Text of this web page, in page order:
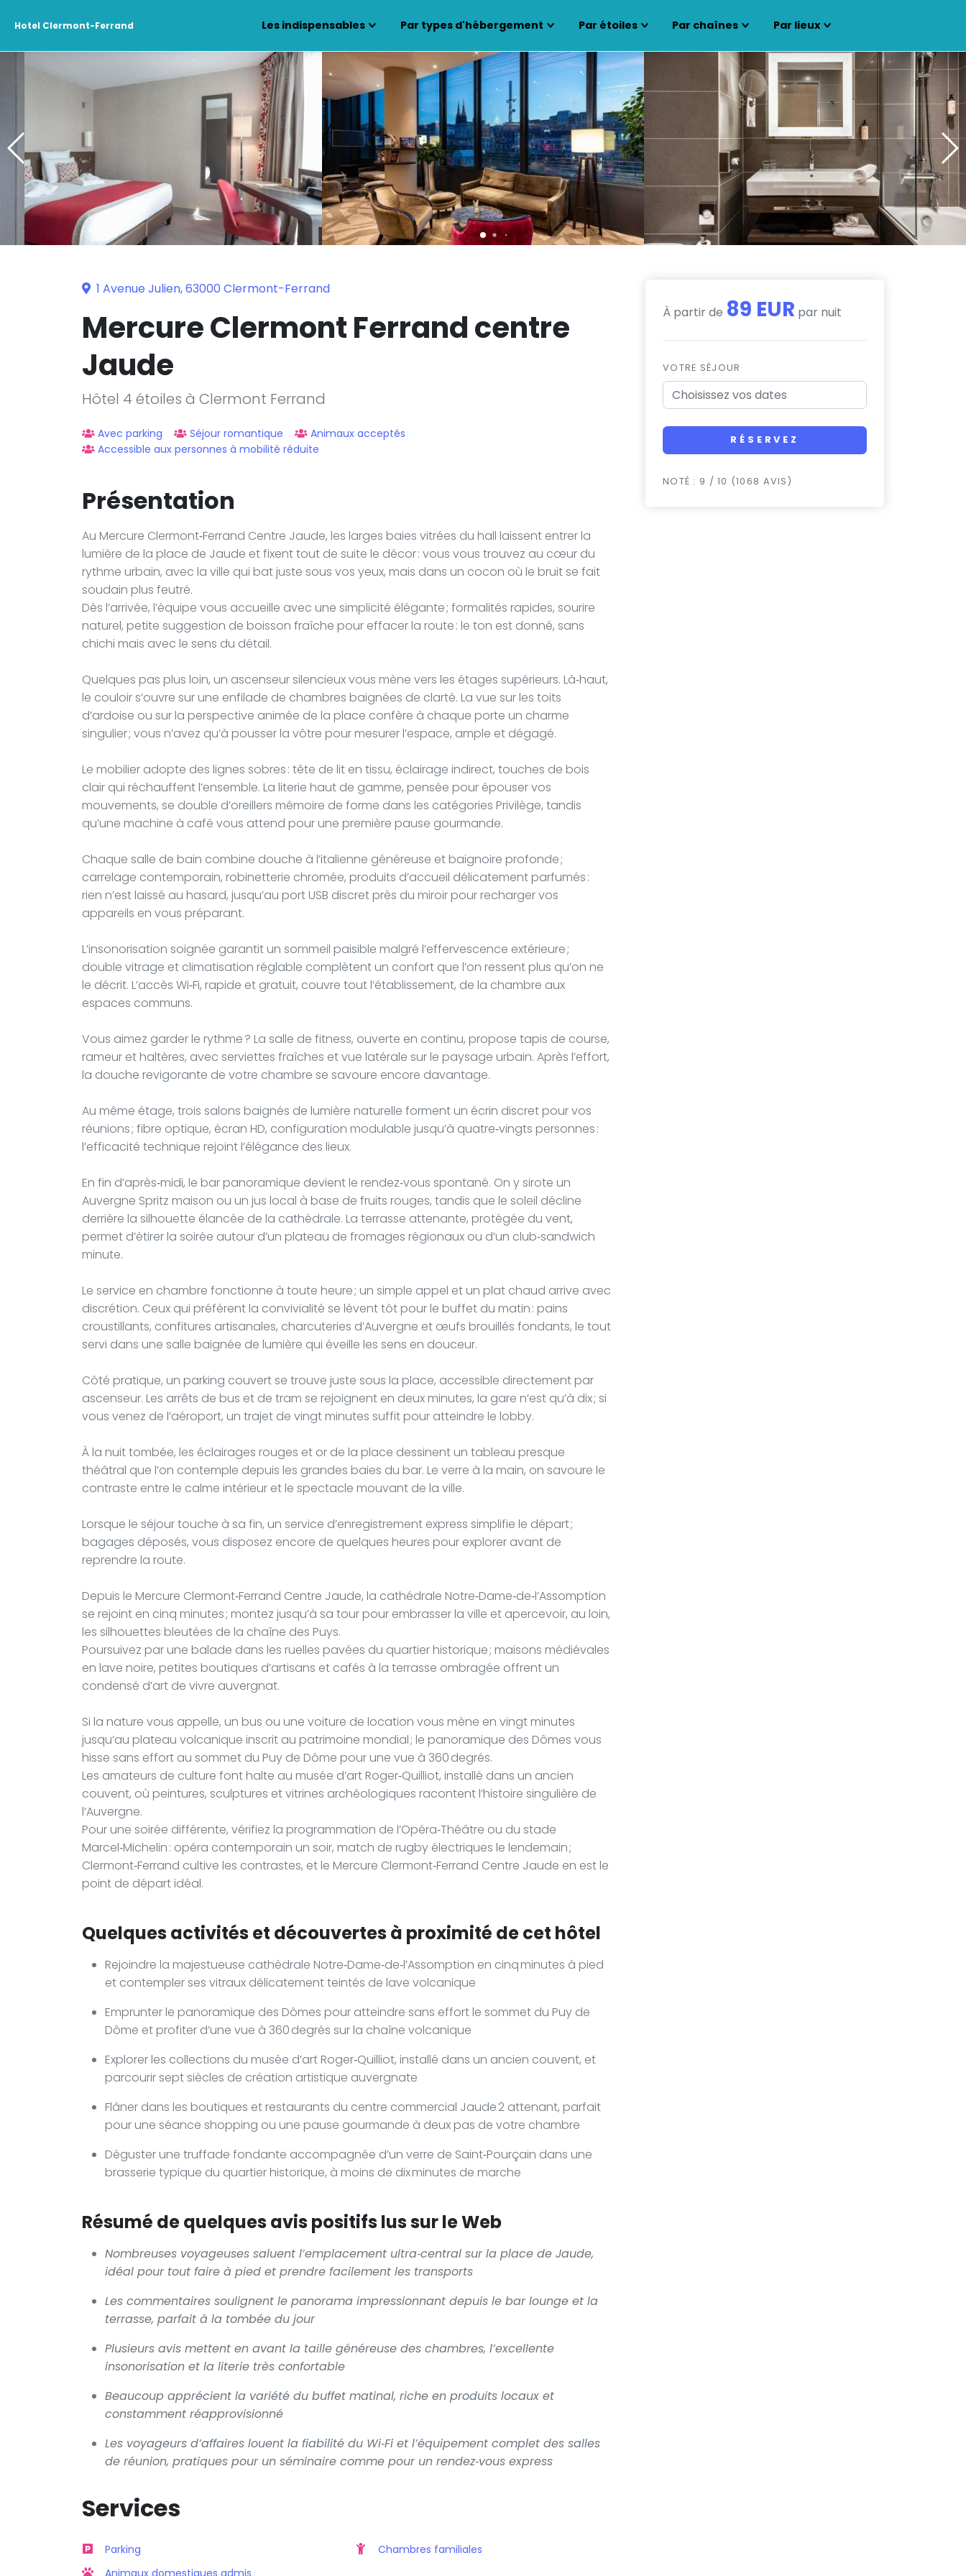
Hotel Clermont-Ferrand Les indispensables Par types d'hébergement Par étoiles Par chaînes Par lieux
1 Avenue Julien, 63000 Clermont-Ferrand
Mercure Clermont Ferrand centre
Jaude
Hôtel 4 étoiles à Clermont Ferrand
Avec parking Séjour romantique
Animaux acceptés
Accessible aux personnes à mobilité réduite
Présentation
Au Mercure Clermont‑Ferrand Centre Jaude, les larges baies vitrées du hall laissent entrer la
lumière de la place de Jaude et fixent tout de suite le décor : vous vous trouvez au cœur du
rythme urbain, avec la ville qui bat juste sous vos yeux, mais dans un cocon où le bruit se fait
soudain plus feutré.
Dès l’arrivée, l’équipe vous accueille avec une simplicité élégante ; formalités rapides, sourire
naturel, petite suggestion de boisson fraîche pour effacer la route : le ton est donné, sans
chichi mais avec le sens du détail.
Quelques pas plus loin, un ascenseur silencieux vous mène vers les étages supérieurs. Là‑haut,
le couloir s’ouvre sur une enfilade de chambres baignées de clarté. La vue sur les toits
d’ardoise ou sur la perspective animée de la place confère à chaque porte un charme
singulier ; vous n’avez qu’à pousser la vôtre pour mesurer l’espace, ample et dégagé.
Le mobilier adopte des lignes sobres : tête de lit en tissu, éclairage indirect, touches de bois
clair qui réchauffent l’ensemble. La literie haut de gamme, pensée pour épouser vos
mouvements, se double d’oreillers mémoire de forme dans les catégories Privilège, tandis
qu’une machine à café vous attend pour une première pause gourmande.
Chaque salle de bain combine douche à l’italienne généreuse et baignoire profonde ;
carrelage contemporain, robinetterie chromée, produits d’accueil délicatement parfumés :
rien n’est laissé au hasard, jusqu’au port USB discret près du miroir pour recharger vos
appareils en vous préparant.
L’insonorisation soignée garantit un sommeil paisible malgré l’effervescence extérieure ;
double vitrage et climatisation réglable complètent un confort que l’on ressent plus qu’on ne
le décrit. L’accès Wi‑Fi, rapide et gratuit, couvre tout l’établissement, de la chambre aux
espaces communs.
Vous aimez garder le rythme ? La salle de fitness, ouverte en continu, propose tapis de course,
rameur et haltères, avec serviettes fraîches et vue latérale sur le paysage urbain. Après l’effort,
la douche revigorante de votre chambre se savoure encore davantage.
Au même étage, trois salons baignés de lumière naturelle forment un écrin discret pour vos
réunions ; fibre optique, écran HD, configuration modulable jusqu’à quatre‑vingts personnes :
l’efficacité technique rejoint l’élégance des lieux.
En fin d’après‑midi, le bar panoramique devient le rendez‑vous spontané. On y sirote un
Auvergne Spritz maison ou un jus local à base de fruits rouges, tandis que le soleil décline
derrière la silhouette élancée de la cathédrale. La terrasse attenante, protégée du vent,
permet d’étirer la soirée autour d’un plateau de fromages régionaux ou d’un club‑sandwich
minute.
Le service en chambre fonctionne à toute heure ; un simple appel et un plat chaud arrive avec
discrétion. Ceux qui préfèrent la convivialité se lèvent tôt pour le buffet du matin : pains
croustillants, confitures artisanales, charcuteries d’Auvergne et œufs brouillés fondants, le tout
servi dans une salle baignée de lumière qui éveille les sens en douceur.
Côté pratique, un parking couvert se trouve juste sous la place, accessible directement par
ascenseur. Les arrêts de bus et de tram se rejoignent en deux minutes, la gare n’est qu’à dix ; si
vous venez de l’aéroport, un trajet de vingt minutes suffit pour atteindre le lobby.
À la nuit tombée, les éclairages rouges et or de la place dessinent un tableau presque
théâtral que l’on contemple depuis les grandes baies du bar. Le verre à la main, on savoure le
contraste entre le calme intérieur et le spectacle mouvant de la ville.
Lorsque le séjour touche à sa fin, un service d’enregistrement express simplifie le départ ;
bagages déposés, vous disposez encore de quelques heures pour explorer avant de
reprendre la route.
Depuis le Mercure Clermont‑Ferrand Centre Jaude, la cathédrale Notre‑Dame‑de‑l’Assomption
se rejoint en cinq minutes ; montez jusqu’à sa tour pour embrasser la ville et apercevoir, au loin,
les silhouettes bleutées de la chaîne des Puys.
Poursuivez par une balade dans les ruelles pavées du quartier historique ; maisons médiévales
en lave noire, petites boutiques d’artisans et cafés à la terrasse ombragée offrent un
condensé d’art de vivre auvergnat.
Si la nature vous appelle, un bus ou une voiture de location vous mène en vingt minutes
jusqu’au plateau volcanique inscrit au patrimoine mondial ; le panoramique des Dômes vous
hisse sans effort au sommet du Puy de Dôme pour une vue à 360 degrés.
Les amateurs de culture font halte au musée d’art Roger‑Quilliot, installé dans un ancien
couvent, où peintures, sculptures et vitrines archéologiques racontent l’histoire singulière de
l’Auvergne.
Pour une soirée différente, vérifiez la programmation de l’Opéra‑Théâtre ou du stade
Marcel‑Michelin : opéra contemporain un soir, match de rugby électriques le lendemain ;
Clermont‑Ferrand cultive les contrastes, et le Mercure Clermont‑Ferrand Centre Jaude en est le
point de départ idéal.
Quelques activités et découvertes à proximité de cet hôtel
Rejoindre la majestueuse cathédrale Notre‑Dame‑de‑l’Assomption en cinq minutes à pied
et contempler ses vitraux délicatement teintés de lave volcanique
Emprunter le panoramique des Dômes pour atteindre sans effort le sommet du Puy de
Dôme et profiter d’une vue à 360 degrés sur la chaîne volcanique
Explorer les collections du musée d’art Roger‑Quilliot, installé dans un ancien couvent, et
parcourir sept siècles de création artistique auvergnate
Flâner dans les boutiques et restaurants du centre commercial Jaude 2 attenant, parfait
pour une séance shopping ou une pause gourmande à deux pas de votre chambre
Déguster une truffade fondante accompagnée d’un verre de Saint‑Pourçain dans une
brasserie typique du quartier historique, à moins de dix minutes de marche
Résumé de quelques avis positifs lus sur le Web
Nombreuses voyageuses saluent l’emplacement ultra‑central sur la place de Jaude,
idéal pour tout faire à pied et prendre facilement les transports
Les commentaires soulignent le panorama impressionnant depuis le bar lounge et la
terrasse, parfait à la tombée du jour
Plusieurs avis mettent en avant la taille généreuse des chambres, l’excellente
insonorisation et la literie très confortable
Beaucoup apprécient la variété du buffet matinal, riche en produits locaux et
constamment réapprovisionné
Les voyageurs d’affaires louent la fiabilité du Wi‑Fi et l’équipement complet des salles
de réunion, pratiques pour un séminaire comme pour un rendez‑vous express
Services
Parking
Animaux domestiques admis
Chambres familiales
À partir de 89 EUR par nuit
VOTRE SÉJOUR
RÉSERVEZ
NOTÉ : 9 / 10 (1068 AVIS)